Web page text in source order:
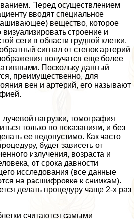
Перед осуществлением
вводят специальное
вещество, которое
строение и
сети в области грудной клетки.
сигнал от стенок артерий
получатся еще более
Поскольку данный
преимущественно, для
вен и артерий, его называют
нагрузки, томография
только по показаниям, и без
ее недопустимо. Как часто
будет зависеть от
излучения, возраста и
от срока давности
исследования (все данные
на расшифровке к снимкам).
делать процедуру чаще 2-х раз
считаются самыми